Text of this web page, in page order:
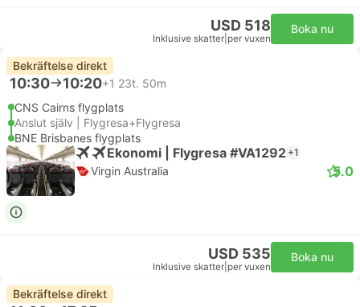
USD 518
Inklusive skatter per vuxen
Boka nu
Bekräftelse direkt
10:30 10:20+1 23t. 50m
CNS Cairns flygplats
Anslut själv | Flygresa+Flygresa
BNE Brisbanes flygplats
Ekonomi | Flygresa #VA1292 +1
Virgin Australia 5.0
USD 535
Inklusive skatter per vuxen
Boka nu
Bekräftelse direkt